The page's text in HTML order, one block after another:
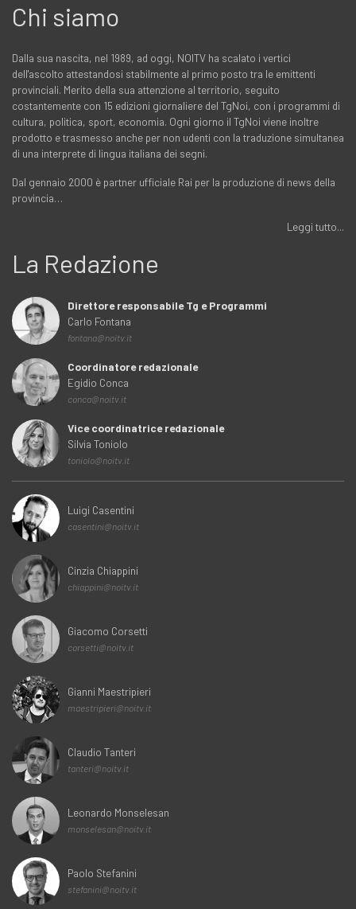
Chi siamo
Dalla sua nascita, nel 1989, ad oggi, NOITV ha scalato i vertici
dell'ascolto attestandosi stabilmente al primo posto tra le emittenti
provinciali. Merito della sua attenzione al territorio, seguito
costantemente con 15 edizioni giornaliere del TgNoi, con i programmi di
cultura, politica, sport, economia. Ogni giorno il TgNoi viene inoltre
prodotto e trasmesso anche per non udenti con la traduzione simultanea
di una interprete di lingua italiana dei segni.
Dal gennaio 2000 è partner ufficiale Rai per la produzione di news della
provincia…
Leggi tutto...
La Redazione
Direttore responsabile Tg e Programmi
Carlo Fontana
fontana@noitv.it
Coordinatore redazionale
Egidio Conca
conca@noitv.it
Vice coordinatrice redazionale
Silvia Toniolo
toniolo@noitv.it
Luigi Casentini
casentini@noitv.it
Cinzia Chiappini
chiappini@noitv.it
Giacomo Corsetti
corsetti@noitv.it
Gianni Maestripieri
maestripieri@noitv.it
Claudio Tanteri
tanteri@noitv.it
Leonardo Monselesan
monselesan@noitv.it
Paolo Stefanini
stefanini@noitv.it